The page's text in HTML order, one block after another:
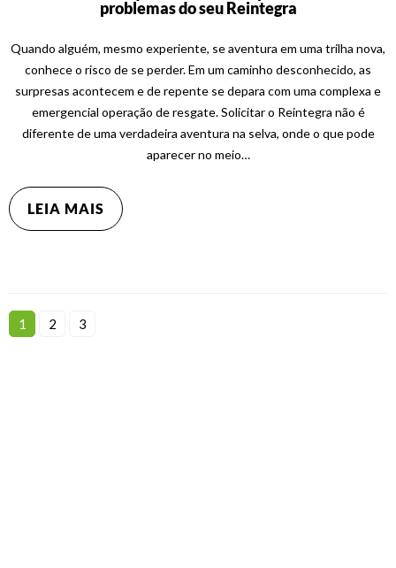
problemas do seu Reintegra
Quando alguém, mesmo experiente, se aventura em uma trilha nova,
conhece o risco de se perder. Em um caminho desconhecido, as
surpresas acontecem e de repente se depara com uma complexa e
emergencial operação de resgate. Solicitar o Reintegra não é
diferente de uma verdadeira aventura na selva, onde o que pode
aparecer no meio…
LEIA MAIS
1 2 3